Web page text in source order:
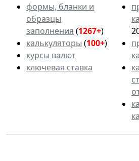
формы, бланки и
образцы
заполнения (1267+)
калькуляторы (100+)
курсы валют
ключевая ставка